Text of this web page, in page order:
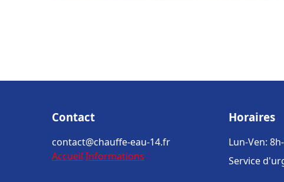
Contact
contact@chauffe-eau-14.fr
Accueil Informations
Horaires
Lun-Ven:
Service